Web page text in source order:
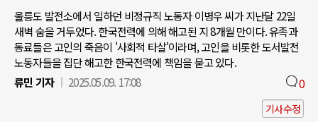
울릉도 발전소에서 일하던 비정규직 노동자 이병우 씨가 지난달 22일
새벽 숨을 거두었다. 한국전력에 의해 해고된 지 8개월 만이다. 유족과
동료들은 고인의 죽음이 '사회적 타살'이라며, 고인을 비롯한 도서발전
노동자들을 집단 해고한 한국전력에 책임을 묻고 있다.
류민 기자
2025.05.09. 17:08 0
기사수정